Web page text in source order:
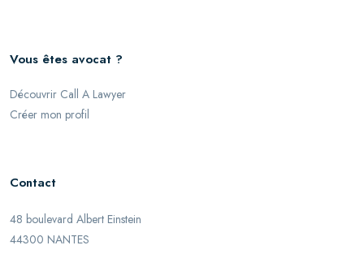
Vous êtes avocat ?
Découvrir Call A Lawyer
Créer mon profil
Contact
48 boulevard Albert Einstein
44300 NANTES